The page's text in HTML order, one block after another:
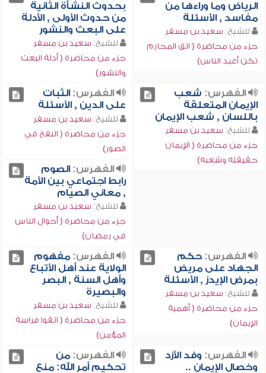
الرياض وما وراءها من
مفاسد , الأسئلة
للشيخ: سعيد بن مسفر
جزء من محاضرة ( اتق المحارم
تكن أعبد الناس)
بحدوث النشأة الثانية
من حدوث الأولى , الأدلة
على البعث والنشور
للشيخ: سعيد بن مسفر
جزء من محاضرة ( أدلة البعث
والنشور)
الفهرس: شعب
الإيمان المتعلقة
باللسان , شعب الإيمان
للشيخ: سعيد بن مسفر
جزء من محاضرة ( الإيمان
حقيقته وشعبه)
الفهرس:الثبات
على الدين , الأسئلة
للشيخ: سعيد بن مسفر
جزء من محاضرة ( النفخ في
الصور)
الفهرس:الصوم
رابط اجتماعي بين الأمة
, معاني الصيام
للشيخ: سعيد بن مسفر
جزء من محاضرة ( أحوال الناس
في رمضان)
الفهرس:حكم
الجهاد على مريض
بمرض الإيدز , الأسئلة
للشيخ: سعيد بن مسفر
جزء من محاضرة ( أهمية
الإيمان)
الفهرس:مفهوم
الولاية عند أهل الأتباع
وأهل السنة , البصر
والبصيرة
للشيخ: سعيد بن مسفر
جزء من محاضرة ( اتقوا فراسة
المؤمن)
الفهرس: وفد الأزد
وخصال الإيمان ..
الفهرس:من
تحكيم أمر الله: منع